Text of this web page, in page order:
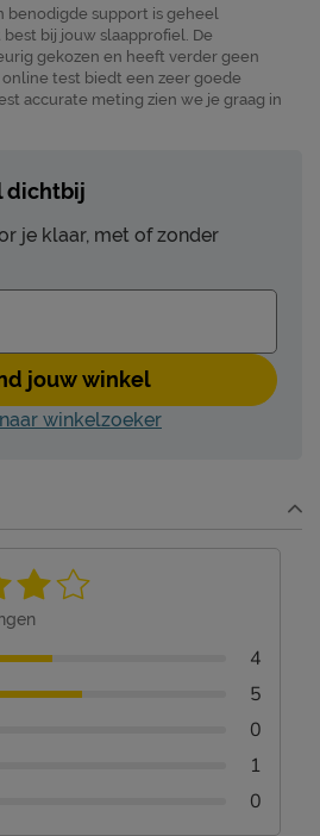
benodigde support is geheel
bij jouw slaapprofiel. De
gekozen en heeft verder geen
test biedt een zeer goede
accurate meting zien we je graag in
dichtbij
je klaar, met of zonder
jouw winkel
winkelzoeker
4
5
0
1
0